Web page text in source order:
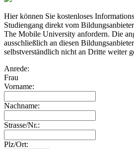
Hier können Sie kostenloses
Studiengang direkt vom
The Mobile University anfordern. Die
ausschließlich an diesen
selbstverständlich nicht an Dritte weiter
Anrede:
Frau
Vorname:
Nachname:
Strasse/Nr.:
Plz/Ort: